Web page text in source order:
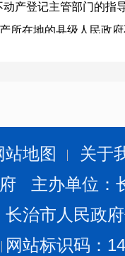
产登记主管部门的指
所在地的县级人民政
森林、林木和林地，
为基本单位进行登记
院国土资源主管部门
站地图
关于
主办单位
长治市人民政
网站标识码：